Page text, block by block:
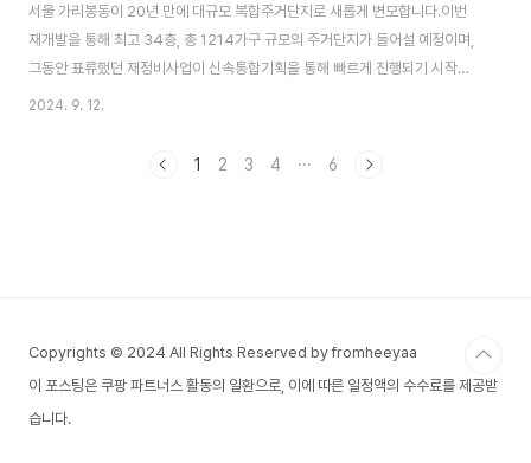
서울 가리봉동이 20년 만에 대규모 복합주거단지로 새롭게 변모합니다.이번
재개발을 통해 최고 34층, 총 1214가구 규모의 주거단지가 들어설 예정이며,
그동안 표류했던 재정비사업이 신속통합기획을 통해 빠르게 진행되기 시작했
습니다. 서울시는 이번 재개발 계획을 발표하며, 이를 통해 가리봉동뿐만 아니
2024. 9. 12.
1 2 3 4 ··· 6
Copyrights © 2024 All Rights Reserved by fromheeyaa
이 포스팅은 쿠팡 파트너스 활동의 일환으로, 이에 따른 일정액의 수수료를 제공받
습니다.